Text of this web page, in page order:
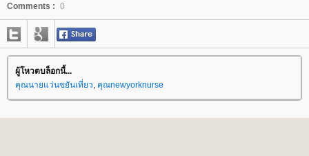
Comments : 0
ผู้โหวตบล็อกนี้...
คุณนายแว่นขยันเที่ยว, คุณnewyorknurse